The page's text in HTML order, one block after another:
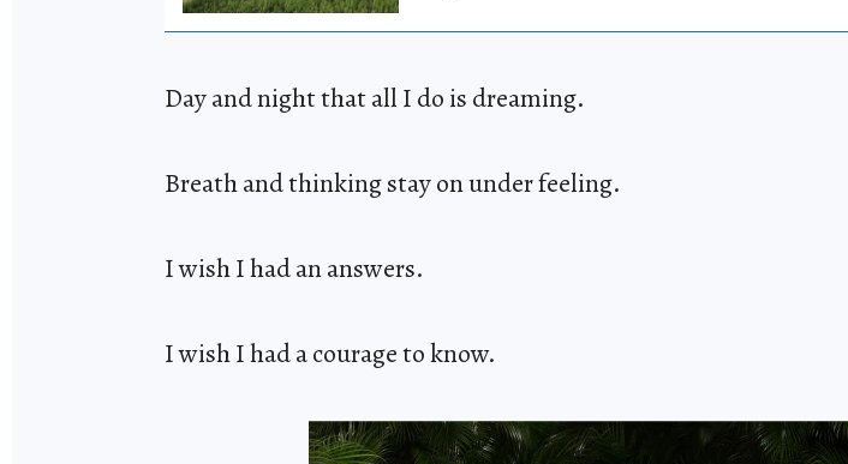
Day and night that all I do is dreaming.
Breath and thinking stay on under feeling.
I wish I had an answers.
I wish I had a courage to know.